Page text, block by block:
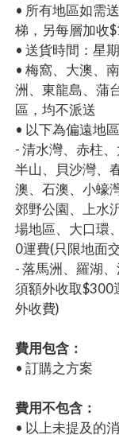
• 所有地區如需
梯，另每層加收
• 送貨時間：星
• 梅窩、大澳、
洲、東龍島、蒲
區，均不派送
• 以下為偏遠地
- 清水灣、赤柱
半山、貝沙灣、
澳、石澳、小蠔
郊野公園、上水
場地區、大口環
0運費(只限地面
- 落馬洲、羅湖
須額外收取$300
外收費)
費用包含：
• 訂購之方案
費用不包含：
• 以上未提及的